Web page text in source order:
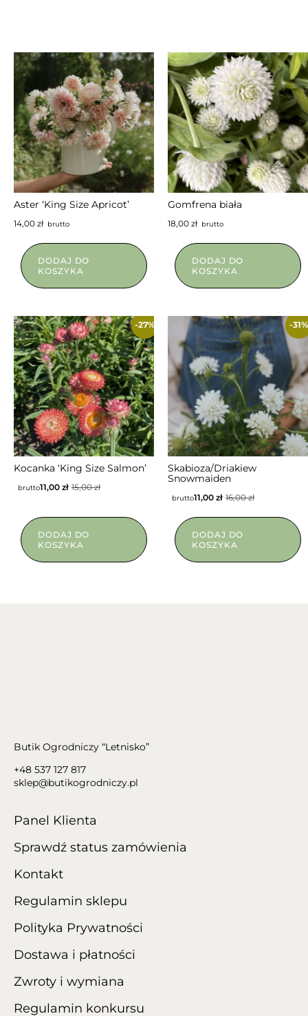
NIEDOSTĘPNY
Aster ‘King Size Apricot’
14,00 złbrutto
DODAJ DO
KOSZYKA
NIEDOSTĘPNY
Gomfrena biała
18,00 złbrutto
DODAJ DO
KOSZYKA
-27%
Kocanka ‘King Size Salmon’
15,00zł
11,00 zł
brutto
DODAJ DO
KOSZYKA
-31%
Skabioza/Driakiew
Snowmaiden
16,00zł
11,00 zł
brutto
DODAJ DO
KOSZYKA
Butik Ogrodniczy “Letnisko”
+48 537 127 817
sklep@butikogrodniczy.pl
Panel Klienta
Sprawdź status zamówienia
Kontakt
Regulamin sklepu
Polityka Prywatności
Dostawa i płatności
Zwroty i wymiana
Regulamin konkursu